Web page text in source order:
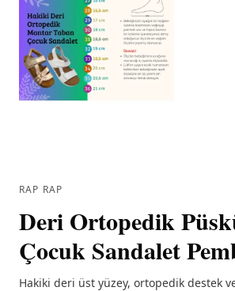
RAP RAP
Deri Ortopedik
Çocuk Sandalet
Hakiki deri üst yüzey, ortopedik destek